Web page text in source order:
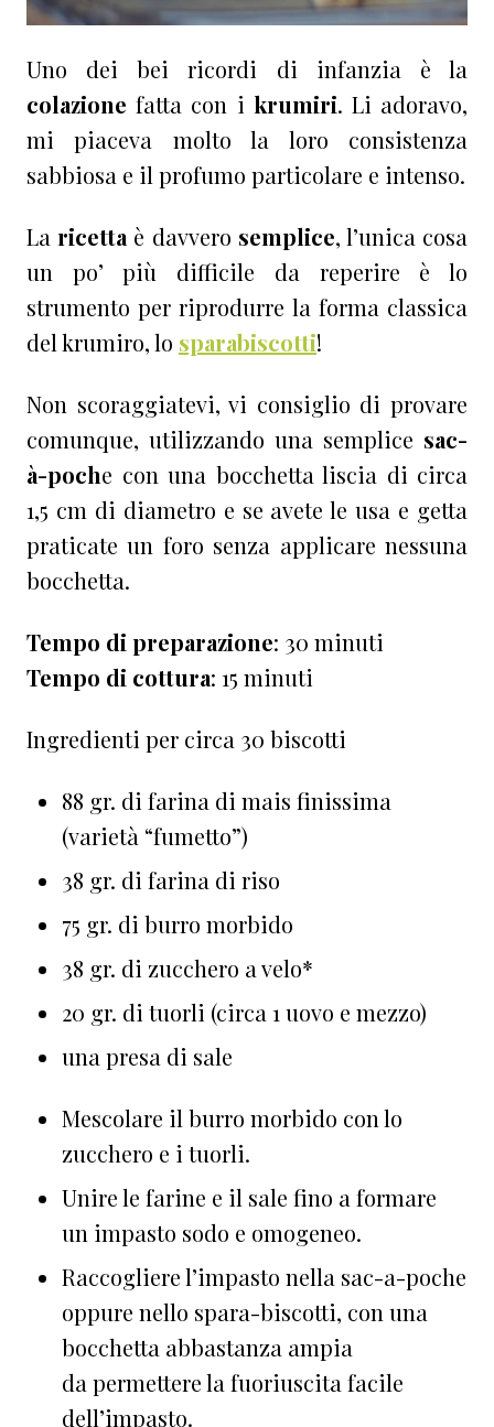
Uno dei bei ricordi di infanzia è la
colazione fatta con i krumiri. Li adoravo,
mi piaceva molto la loro consistenza
sabbiosa e il profumo particolare e intenso.
Laricetta è davvero semplice, l’unica cosa
un po’ più difficile da reperire è lo
strumento per riprodurre la forma classica
del krumiro, lo sparabiscotti!
Non scoraggiatevi, vi consiglio di provare
comunque, utilizzando una semplice sac-
à-poche con una bocchetta liscia di circa
1,5 cm di diametro e se avete le usa e getta
praticate un foro senza applicare nessuna
bocchetta.
Tempo di preparazione: 30 minuti
Tempo di cottura: 15 minuti
Ingredienti per circa 30 biscotti
88 gr. di farina di mais finissima
(varietà “fumetto”)
38 gr. di farina di riso
75 gr. di burro morbido
38 gr. di zucchero a velo*
20 gr. di tuorli (circa 1 uovo e mezzo)
una presa di sale
Mescolare il burro morbido con lo
zucchero e i tuorli.
Unire le farine e il sale fino a formare
un impasto sodo e omogeneo.
Raccogliere l’impasto nella sac-a-poche
oppure nello spara-biscotti, con una
bocchetta abbastanza ampia
da permettere la fuoriuscita facile
dell’impasto.